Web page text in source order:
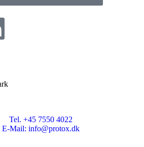
Tel. +45 7550 4022
E-Mail: info@protox.dk